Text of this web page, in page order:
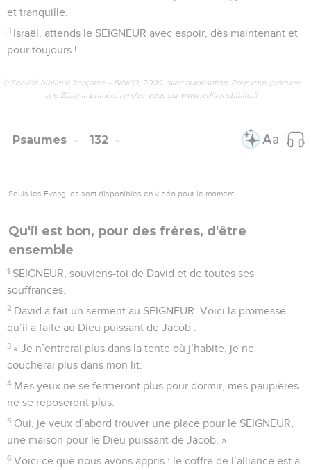
3 Seigneur, si tu gardes les fautes dans ta mémoire, qui
pourra tenir debout ?
4 Mais toi, tu peux pardonner, et ainsi, on te respectera.
confiance en sa parole.
n’attend le matin, oui, plus qu’un veilleur n’attend le matin.
Peuple d’Israël, attends le SEIGNEUR avec espoir, car il est
une Bible imprimée, rendez-vous sur www.editionsbiblio.fr
Psaumes 131
Seuls les Évangiles sont disponibles en vidéo pour le moment.
Sion, résidence du Seigneur et ville de
David
1 SEIGNEUR, mon cœur n’est pas orgueilleux, je ne regarde
pas les gens de haut. Je ne cherche pas à faire des choses
extraordinaires ni des actions magnifiques qui me dépassent.
2 Mais je reste calme et tranquille, comme un enfant rassasié